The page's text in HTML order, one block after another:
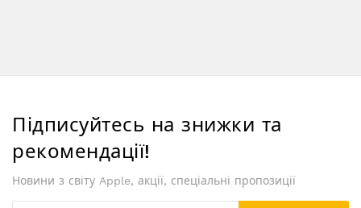
Підписуйтесь на знижки та
рекомендації!
Новини з світу Apple, акції, спеціальні пропозиції